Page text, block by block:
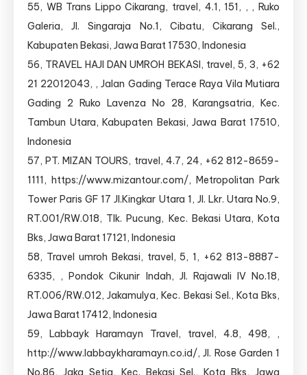
55, WB Trans Lippo Cikarang, travel, 4.1, 151, , , Ruko
Galeria, Jl. Singaraja No.1, Cibatu, Cikarang Sel.,
Kabupaten Bekasi, Jawa Barat 17530, Indonesia
56, TRAVEL HAJI DAN UMROH BEKASI, travel, 5, 3, +62
21 22012043, , Jalan Gading Terace Raya Vila Mutiara
Gading 2 Ruko Lavenza No 28, Karangsatria, Kec.
Tambun Utara, Kabupaten Bekasi, Jawa Barat 17510,
Indonesia
57, PT. MIZAN TOURS, travel, 4.7, 24, +62 812-8659-
1111, https://www.mizantour.com/, Metropolitan Park
Tower Paris GF 17 Jl.Kingkar Utara 1, Jl. Lkr. Utara No.9,
RT.001/RW.018, Tlk. Pucung, Kec. Bekasi Utara, Kota
Bks, Jawa Barat 17121, Indonesia
58, Travel umroh Bekasi, travel, 5, 1, +62 813-8887-
6335, , Pondok Cikunir Indah, Jl. Rajawali IV No.18,
RT.006/RW.012, Jakamulya, Kec. Bekasi Sel., Kota Bks,
Jawa Barat 17412, Indonesia
59, Labbayk Haramayn Travel, travel, 4.8, 498, ,
http://www.labbaykharamayn.co.id/, Jl. Rose Garden 1
No.86, Jaka Setia, Kec. Bekasi Sel., Kota Bks, Jawa